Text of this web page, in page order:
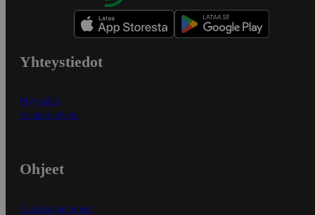
Yhteystiedot
Myymälät
Asiakaspalvelu
Ohjeet
Ensitilaajan ohjeet